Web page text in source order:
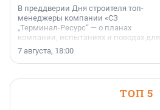
В преддверии Дня строителя топ-
менеджеры компании «СЗ
„Терминал-Ресурс“ — о планах
компании, испытаниях и поводах для
осторожного оптимизма.
7 августа, 18:00
ТОП 5